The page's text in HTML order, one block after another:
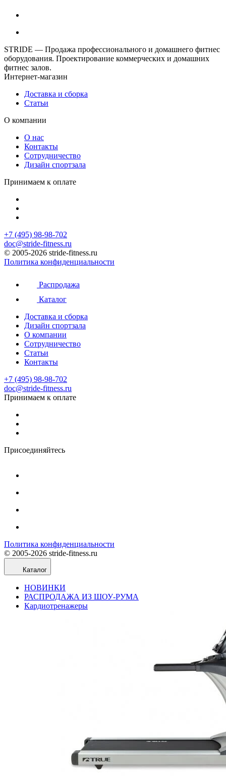
STRIDE — Продажа профессионального и домашнего фитнес
оборудования. Проектирование коммерческих и домашних
фитнес залов.
Интернет-магазин
Доставка и сборка
Статьи
О компании
О нас
Контакты
Сотрудничество
Дизайн спортзала
Принимаем к оплате
+7 (495) 98-98-702
doc@stride-fitness.ru
© 2005-2026 stride-fitness.ru
Политика конфиденциальности
Распродажа
Каталог
Доставка и сборка
Дизайн спортзала
О компании
Сотрудничество
Статьи
Контакты
+7 (495) 98-98-702
doc@stride-fitness.ru
Принимаем к оплате
Присоединяйтесь
Политика конфиденциальности
© 2005-2026 stride-fitness.ru
Каталог
НОВИНКИ
РАСПРОДАЖА ИЗ ШОУ-РУМА
Кардиотренажеры